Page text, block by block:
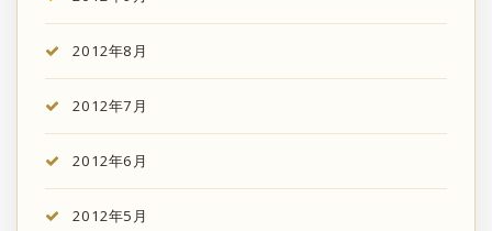
2012年8月
2012年7月
2012年6月
2012年5月